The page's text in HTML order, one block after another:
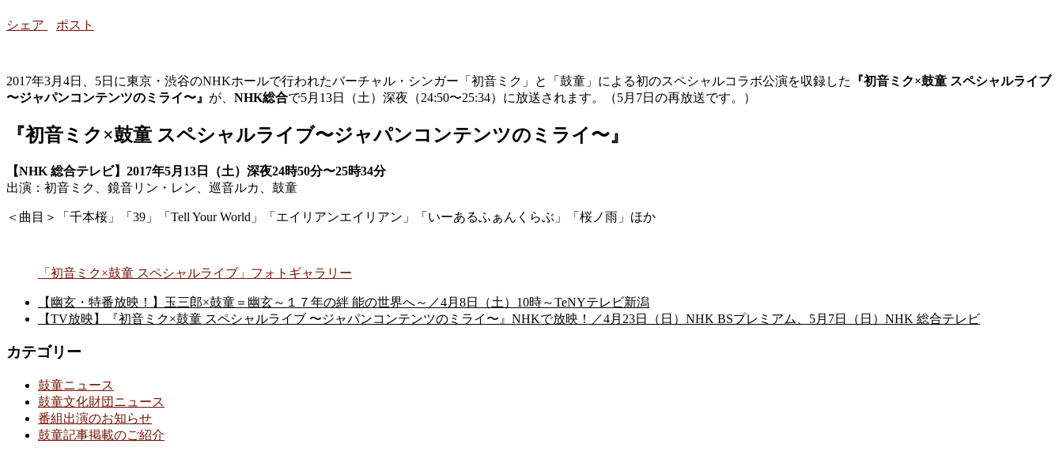
シェア ポスト
2017年3月4日、5日に東京・渋谷のNHKホールで行われたバーチャル・シンガー「初音ミク」と「鼓童」による初のスペシャルコラボ公演を収録した
『初音ミク×鼓童 スペシャルライブ
〜ジャパンコンテンツのミライ〜』 が、 NHK総合で5月13日（土）深夜（24:50〜25:34）に放送されます。（5月7日の再放送です。）
『初音ミク×鼓童 スペシャルライブ〜ジャパンコンテンツのミライ〜』
【NHK 総合テレビ】2017年5月13日（土）深夜24時50分〜25時34分
出演：初音ミク、鏡音リン・レン、巡音ルカ、鼓童
＜曲目＞「千本桜」「39」「Tell Your World」「エイリアンエイリアン」「いーあるふぁんくらぶ」「桜ノ雨」ほか
「初音ミク×鼓童 スペシャルライブ」フォトギャラリー
【幽玄・特番放映！】玉三郎×鼓童＝幽玄～１７年の絆 能の世界へ～／4月8日（土）10時～TeNYテレビ新潟
【TV放映】『初音ミク×鼓童 スペシャルライブ 〜ジャパンコンテンツのミライ〜』NHKで放映！／4月23日（日）NHK BSプレミアム、5月7日（日）NHK 総合テレビ
カテゴリー
鼓童ニュース
鼓童文化財団ニュース
番組出演のお知らせ
鼓童記事掲載のご紹介